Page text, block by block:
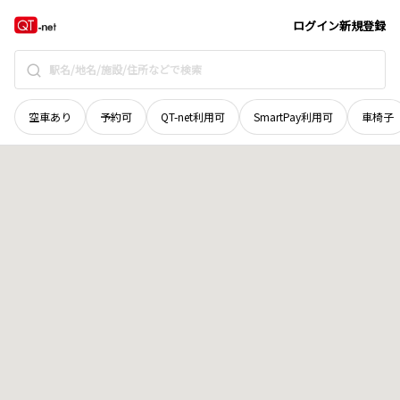
ログイン新規登録
空車あり 予約可 QT-net利用可 SmartPay利用可 車椅子
奈良県